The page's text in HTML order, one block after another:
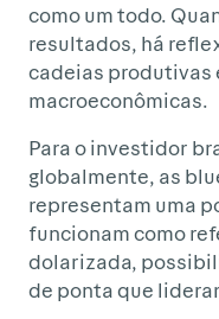
como um todo.
resultados, há
cadeias produtivas
macroeconômicas.
Para o investidor
globalmente, as
representam uma
funcionam como
dolarizada,
de ponta que